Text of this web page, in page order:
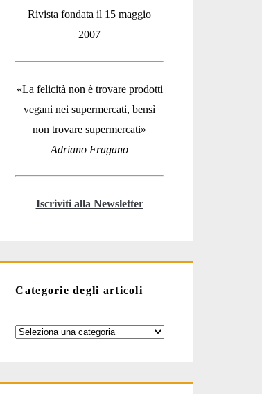
Rivista fondata il 15 maggio
2007
«La felicità non è trovare prodotti
vegani nei supermercati, bensì
non trovare supermercati»
Adriano Fragano
Iscriviti alla Newsletter
Categorie degli articoli
Categorie